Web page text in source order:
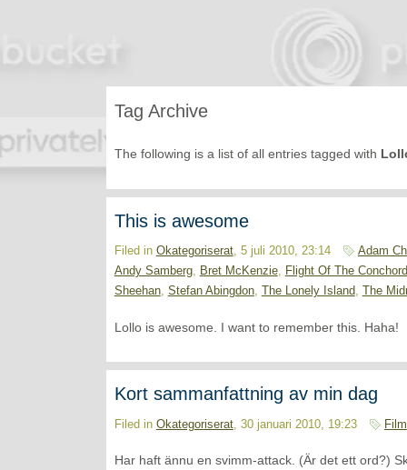
Tag Archive
The following is a list of all entries tagged with
This is awesome
Filed in Okategoriserat, 5 juli 2010, 23:14
Adam
Andy Samberg, Bret McKenzie, Flight Of The
Sheehan, Stefan Abingdon, The Lonely Island, The
Lollo is awesome. I want to remember this. Haha!
Kort sammanfattning av min dag
Filed in Okategoriserat, 30 januari 2010, 19:23 Film
Har haft ännu en svimm-attack. (Är det ett ord?)